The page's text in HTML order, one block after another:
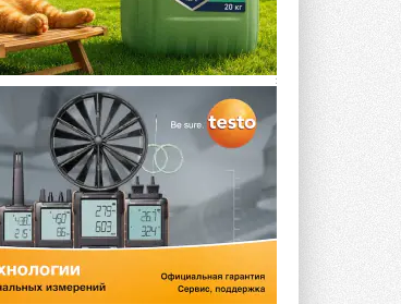
включает три модели ...
4 АВГУСТА 2026
Тепловые насосы в связке с
солнечной генерацией и
накопителем снижают
потребление на 60%
Исследователи из Италии установили ...
4 АВГУСТА 2026
«РУСКЛИМАТ Fest 2026» в Уфе
собрал свыше 700 профи
климатической отрасли
Организатором выступил торгово-
производственный холдинг ...
3 АВГУСТА 2026